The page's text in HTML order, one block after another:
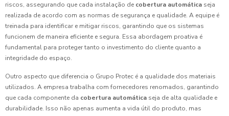
riscos, assegurando que cada instalação de cobertura automática seja
realizada de acordo com as normas de segurança e qualidade. A equipe é
treinada para identificar e mitigar riscos, garantindo que os sistemas
funcionem de maneira eficiente e segura. Essa abordagem proativa é
fundamental para proteger tanto o investimento do cliente quanto a
integridade do espaço.
Outro aspecto que diferencia o Grupo Protec é a qualidade dos materiais
utilizados. A empresa trabalha com fornecedores renomados, garantindo
que cada componente da cobertura automática seja de alta qualidade e
durabilidade. Isso não apenas aumenta a vida útil do produto, mas